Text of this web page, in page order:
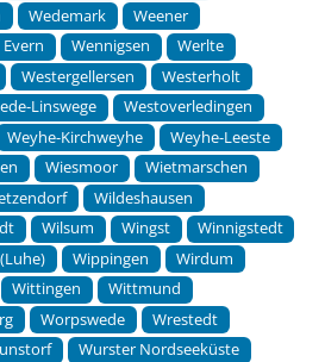
Wedemark
Weener
Wennigsen
Werlte
Westergellersen
Westerholt
Linswege
Westoverledingen
Weyhe-Kirchweyhe
Weyhe-Leeste
Wiesmoor
Wietmarschen
Wildeshausen
Wilsum Wingst
Winnigstedt
Wippingen
Wirdum
Wittingen
Wittmund
Worpswede
Wrestedt
Wurster Nordseeküste